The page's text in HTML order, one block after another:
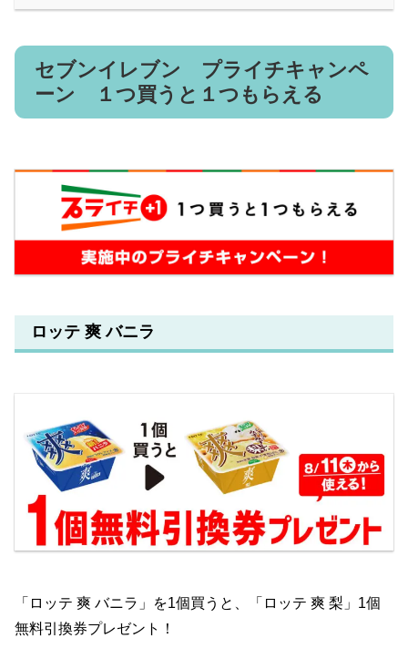
セブンイレブン プライチキャンペ
ーン １つ買うと１つもらえる
ロッテ 爽 バニラ
「ロッテ 爽 バニラ」を1個買うと、「ロッテ 爽 梨」1個
無料引換券プレゼント！